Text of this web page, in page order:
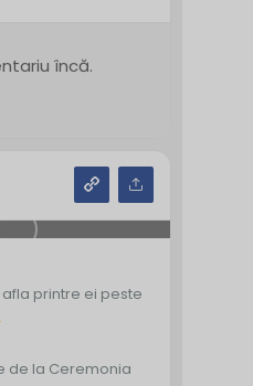
încă.
printre ei peste
de la Ceremonia